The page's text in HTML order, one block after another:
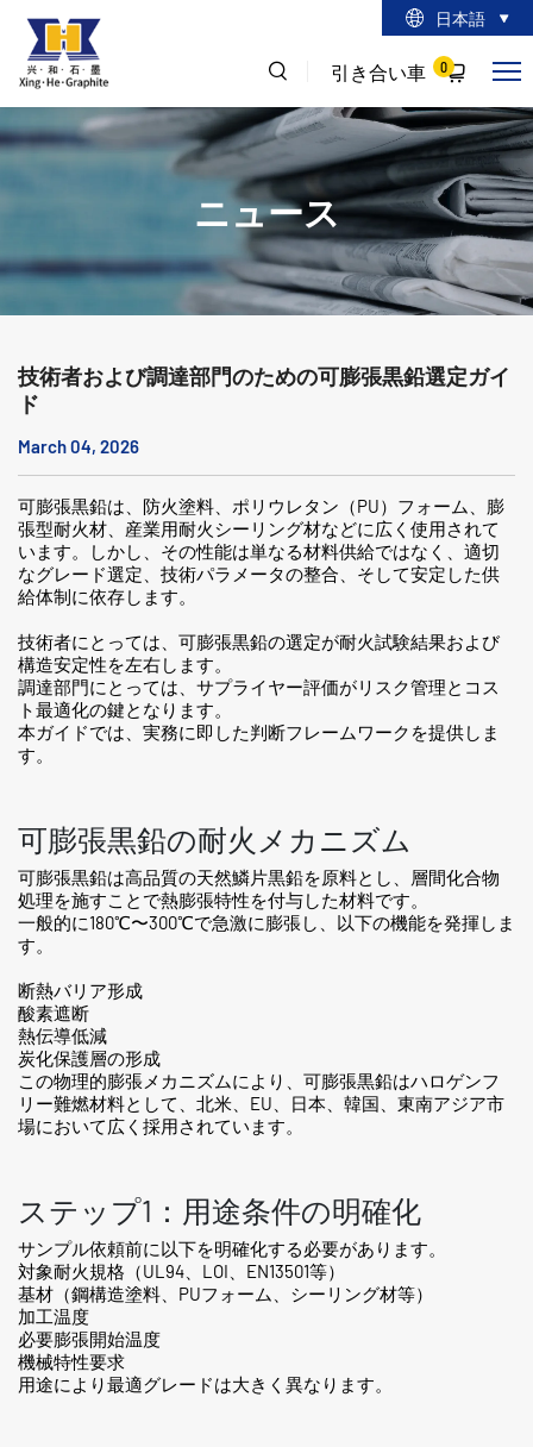
日本語
引き合い車 0
ニュース
技術者および調達部門のための可膨張黒鉛選定ガイ
ド
March 04, 2026
可膨張黒鉛は、防火塗料、ポリウレタン（PU）フォーム、膨
張型耐火材、産業用耐火シーリング材などに広く使用されて
います。しかし、その性能は単なる材料供給ではなく、適切
なグレード選定、技術パラメータの整合、そして安定した供
給体制に依存します。
技術者にとっては、可膨張黒鉛の選定が耐火試験結果および
構造安定性を左右します。
調達部門にとっては、サプライヤー評価がリスク管理とコス
ト最適化の鍵となります。
本ガイドでは、実務に即した判断フレームワークを提供しま
す。
可膨張黒鉛の耐火メカニズム
可膨張黒鉛は高品質の天然鱗片黒鉛を原料とし、層間化合物
処理を施すことで熱膨張特性を付与した材料です。
一般的に180℃〜300℃で急激に膨張し、以下の機能を発揮しま
す。
断熱バリア形成
酸素遮断
熱伝導低減
炭化保護層の形成
この物理的膨張メカニズムにより、可膨張黒鉛はハロゲンフ
リー難燃材料として、北米、EU、日本、韓国、東南アジア市
場において広く採用されています。
ステップ1：用途条件の明確化
サンプル依頼前に以下を明確化する必要があります。
対象耐火規格（UL94、LOI、EN13501等）
基材（鋼構造塗料、PUフォーム、シーリング材等）
加工温度
必要膨張開始温度
機械特性要求
用途により最適グレードは大きく異なります。